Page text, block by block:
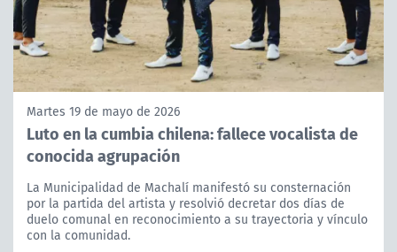
Martes 19 de mayo de 2026
Luto en la cumbia chilena: fallece vocalista de
conocida agrupación
La Municipalidad de Machalí manifestó su consternación
por la partida del artista y resolvió decretar dos días de
duelo comunal en reconocimiento a su trayectoria y vínculo
con la comunidad.